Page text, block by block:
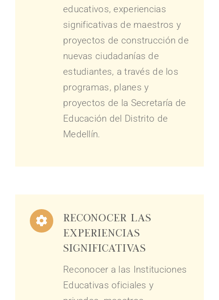
educativos, experiencias
significativas de maestros y
proyectos de construcción de
nuevas ciudadanías de
estudiantes, a través de los
programas, planes y
proyectos de la Secretaría de
Educación del Distrito de
Medellín.
Reconocer las
experiencias
significativas
Reconocer a las Instituciones
Educativas oficiales y